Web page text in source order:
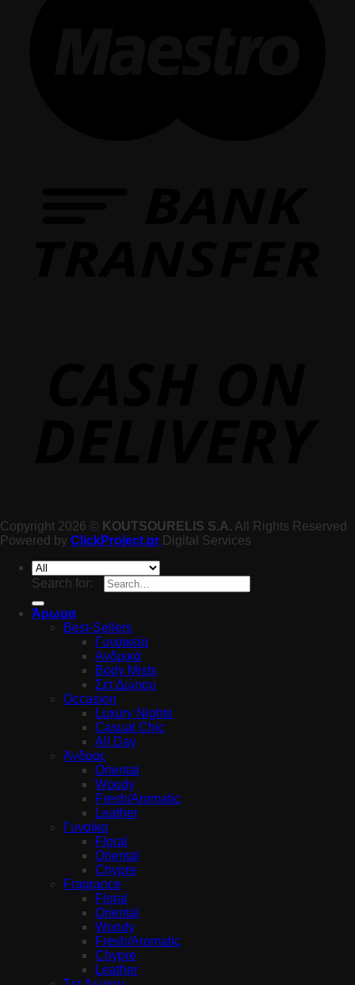
Copyright 2026 © KOUTSOURELIS S.A. All Rights Reserved
Powered by ClickProject.gr Digital Services
Search for:
Άρωμα
Best-Sellers
Γυναικεία
Ανδρικά
Body Mists
Σετ Δώρου
Occasion
Luxury Nights
Casual Chic
All Day
Άνδρας
Oriental
Woody
Fresh/Aromatic
Leather
Γυναίκα
Floral
Oriental
Chypre
Fragrance
Floral
Oriental
Woody
Fresh/Aromatic
Chypre
Leather